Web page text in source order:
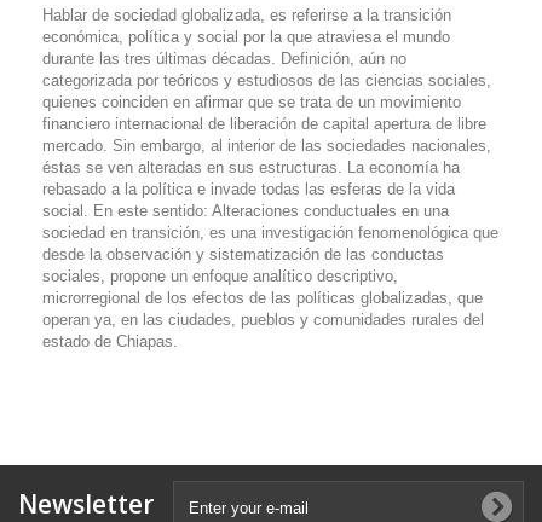
Hablar de sociedad globalizada, es referirse a la transición
económica, política y social por la que atraviesa el mundo
durante las tres últimas décadas. Definición, aún no
categorizada por teóricos y estudiosos de las ciencias sociales,
quienes coinciden en afirmar que se trata de un movimiento
financiero internacional de liberación de capital apertura de libre
mercado. Sin embargo, al interior de las sociedades nacionales,
éstas se ven alteradas en sus estructuras. La economía ha
rebasado a la política e invade todas las esferas de la vida
social. En este sentido: Alteraciones conductuales en una
sociedad en transición, es una investigación fenomenológica que
desde la observación y sistematización de las conductas
sociales, propone un enfoque analítico descriptivo,
microrregional de los efectos de las políticas globalizadas, que
operan ya, en las ciudades, pueblos y comunidades rurales del
estado de Chiapas.
Newsletter